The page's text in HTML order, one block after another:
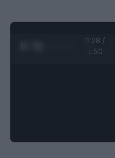
0:29 /
1:50